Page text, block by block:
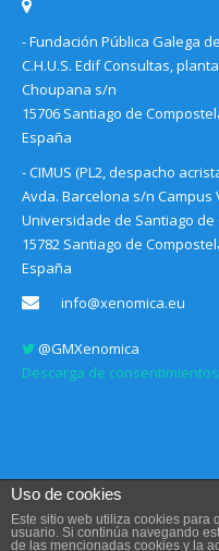
- Fundación Pública Galega
C.H.U.S. Edif Consultas,
Choupana s/n
15706 Santiago de
España
- CIMUS (PL2, despacho
Avda. Barcelona s/n Campus
Universidade de Santiago de
15782 Santiago de
España
info@xenomica.eu
@GMXenomica
Descarga de
Uso de cookies
Este sitio web utiliza cookies para
usuario. Si continúa navegando
de las mencionadas cookies y la